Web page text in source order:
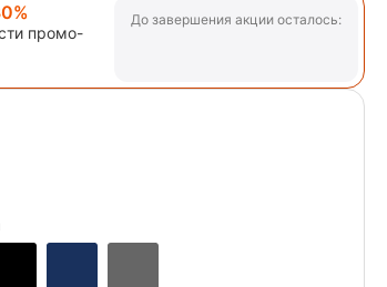
промо-
До завершения акции осталось: